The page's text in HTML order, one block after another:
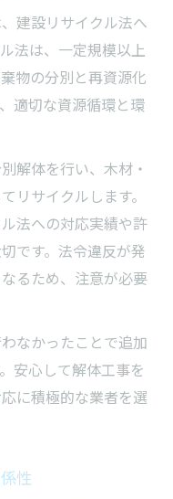
建設リサイクル法へ
法は、一定規模以上
物の分別と再資源化
適切な資源循環と環
解体を行い、木材・
リサイクルします。
法への対応実績や許
です。法令違反が発
るため、注意が必要
なかったことで追加
安心して解体工事を
に積極的な業者を選
性